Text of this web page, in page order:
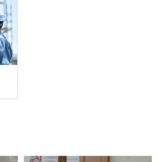
い。
情熱は誰よりも勝るものでなければ
がなかったとしても、お客様の家づ